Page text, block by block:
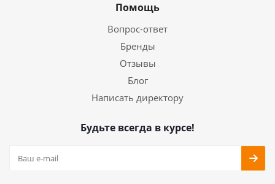
Помощь
Вопрос-ответ
Бренды
Отзывы
Блог
Написать директору
Будьте всегда в курсе!